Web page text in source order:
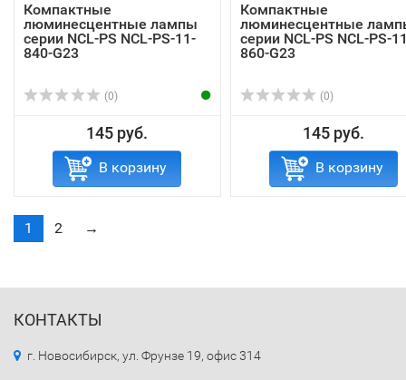
Компактные
люминесцентные лампы
серии NCL-PS NCL-PS-11-
840-G23
(0)
145 руб.
В корзину
Компактные
люминесцентные
серии NCL-PS NCL-PS-
860-G23
(0)
145 руб.
В корзину
1 2 →
КОНТАКТЫ
г. Новосибирск, ул. Фрунзе 19, офис 314